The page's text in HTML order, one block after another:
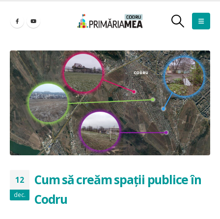
12
dec.
Cum să creăm spații publice în
Codru